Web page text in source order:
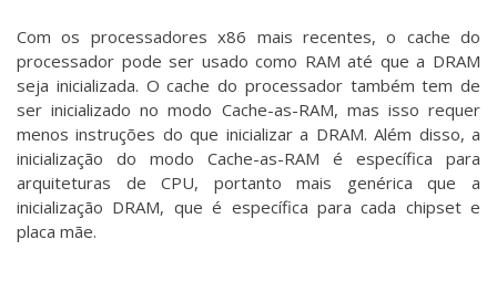
Com os processadores x86 mais recentes, o cache do
processador pode ser usado como RAM até que a DRAM
seja inicializada. O cache do processador também tem de
ser inicializado no modo Cache-as-RAM, mas isso requer
menos instruções do que inicializar a DRAM. Além disso, a
inicialização do modo Cache-as-RAM é específica para
arquiteturas de CPU, portanto mais genérica que a
inicialização DRAM, que é específica para cada chipset e
placa mãe.